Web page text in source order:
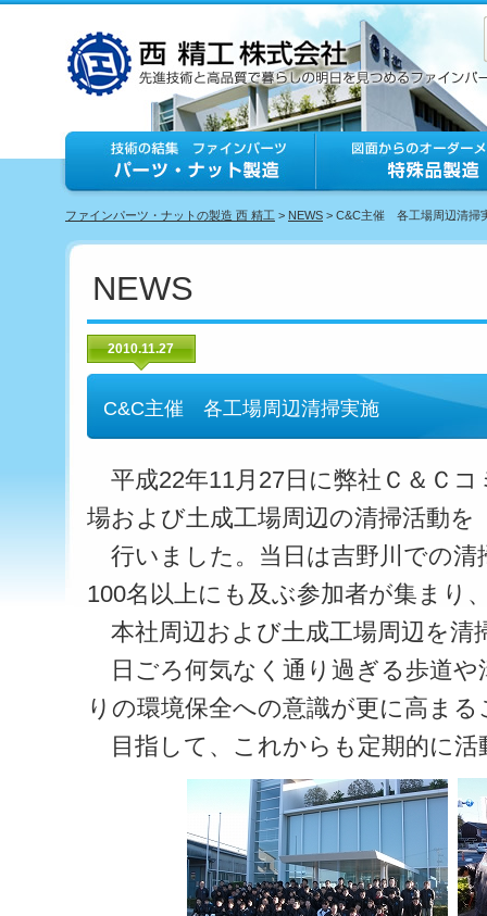
ファインパーツ・ナットの製造 西 精工 > NEWS > C&C主催 各工場周辺清掃
NEWS
2010.11.27
C&C主催 各工場周辺清掃実施
平成22年11月27日に弊社Ｃ＆Ｃ
場および土成工場周辺の清掃活動を
行いました。当日は吉野川での清
100名以上にも及ぶ参加者が集まり
本社周辺および土成工場周辺を清
日ごろ何気なく通り過ぎる歩道や
りの環境保全への意識が更に高まる
目指して、これからも定期的に活